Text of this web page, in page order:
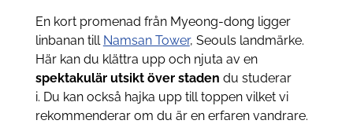
En kort promenad från Myeong-dong ligger
linbanan till Namsan Tower, Seouls landmärke.
Här kan du klättra upp och njuta av en
spektakulär utsikt över staden du studerar
i. Du kan också hajka upp till toppen vilket vi
rekommenderar om du är en erfaren vandrare.